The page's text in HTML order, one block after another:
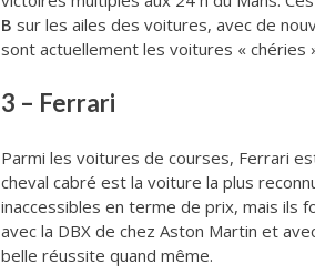
B sur les ailes des voitures, avec de
sont actuellement les voitures «
3 – Ferrari
Parmi les voitures de courses, Ferrari
cheval cabré est la voiture la plus
inaccessibles en terme de prix, mais ils
avec la DBX de chez Aston Martin et
belle réussite quand même.